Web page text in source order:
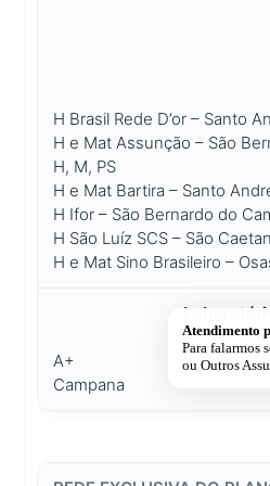
H Brasil Rede D’or – Santo
H e Mat Assunção – São
H, M, PS
H e Mat Bartira – Santo
H Ifor – São Bernardo do
H São Luíz SCS – São
H e Mat Sino Brasileiro –
A+
Campana